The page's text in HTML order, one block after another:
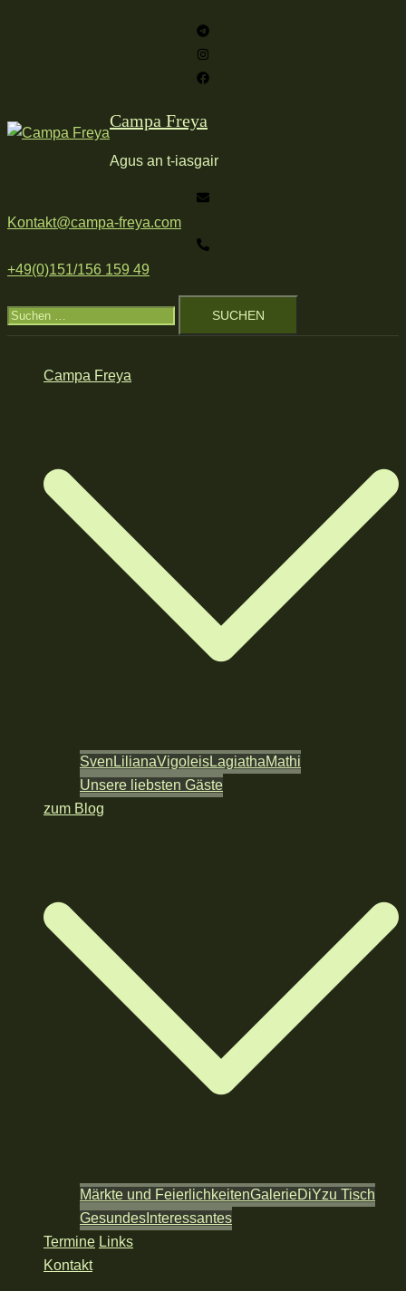
Campa Freya
Agus an t-iasgair
Kontakt@campa-freya.com
+49(0)151/156 159 49
Suchen
nach:
Campa Freya
Sven LilianaVigoleisLagiathaMathi
Unsere liebsten Gäste
zum Blog
Märkte und FeierlichkeitenGalerieDiYzu Tisch
Gesundes Interessantes
Termine Links
Kontakt